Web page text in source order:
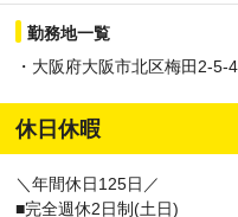
勤務地一覧
・大阪府大阪市北区梅田2-
休日休暇
＼年間休日125日／
■完全週休2日制(土日)